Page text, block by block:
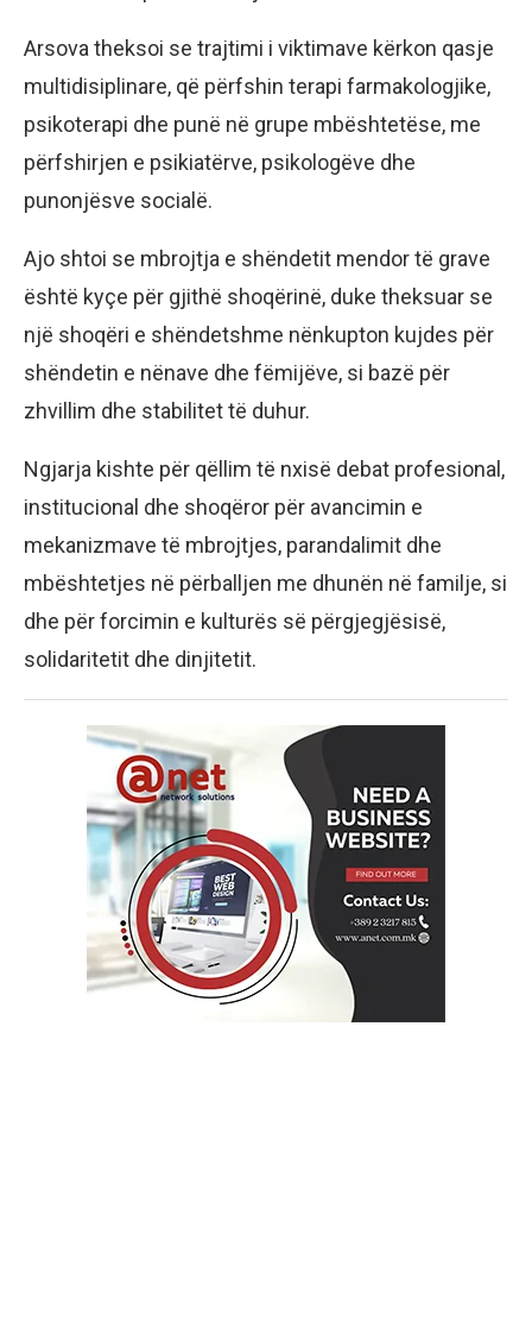
Arsova theksoi se trajtimi i viktimave kërkon qasje
multidisiplinare, që përfshin terapi farmakologjike,
psikoterapi dhe punë në grupe mbështetëse, me
përfshirjen e psikiatërve, psikologëve dhe
punonjësve socialë.
Ajo shtoi se mbrojtja e shëndetit mendor të grave
është kyçe për gjithë shoqërinë, duke theksuar se
një shoqëri e shëndetshme nënkupton kujdes për
shëndetin e nënave dhe fëmijëve, si bazë për
zhvillim dhe stabilitet të duhur.
Ngjarja kishte për qëllim të nxisë debat profesional,
institucional dhe shoqëror për avancimin e
mekanizmave të mbrojtjes, parandalimit dhe
mbështetjes në përballjen me dhunën në familje, si
dhe për forcimin e kulturës së përgjegjësisë,
solidaritetit dhe dinjitetit.